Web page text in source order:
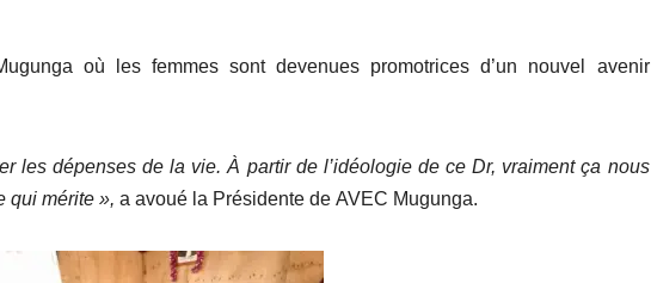
où les femmes sont devenues promotrices d’un nouvel avenir
les dépenses de la vie.À partir de l’idéologie de ce Dr, vraiment ça nous
qui mérite », a avoué la Présidente de AVEC Mugunga.